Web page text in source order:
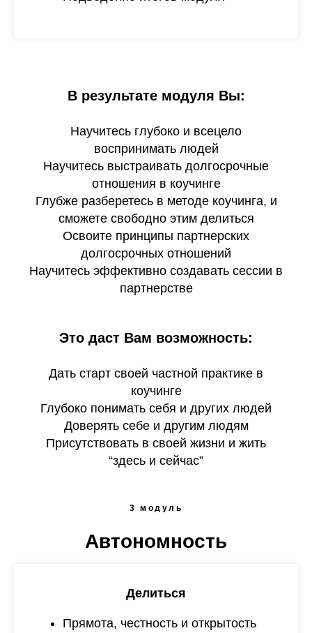
В результате модуля Вы:
Научитесь глубоко и всецело
воспринимать людей
Научитесь выстраивать долгосрочные
отношения в коучинге
Глубже разберетесь в методе коучинга, и
сможете свободно этим делиться
Освоите принципы партнерских
долгосрочных отношений
Научитесь эффективно создавать сессии в
партнерстве
Это даст Вам возможность:
Дать старт своей частной практике в
коучинге
Глубоко понимать себя и других людей
Доверять себе и другим людям
Присутствовать в своей жизни и жить
“здесь и сейчас”
3 модуль
Автономность
Делиться
Прямота, честность и открытость